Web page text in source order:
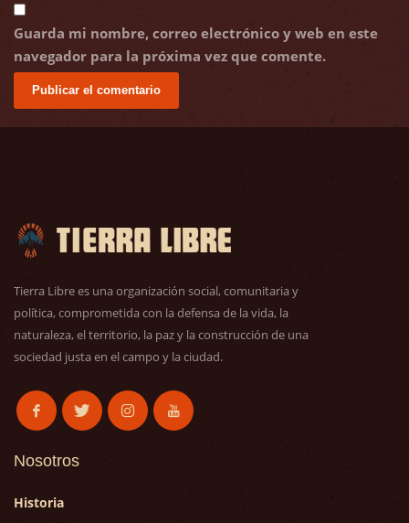
Guarda mi nombre, correo electrónico y web en este
navegador para la próxima vez que comente.
Tierra Libre es una organización social, comunitaria y
política, comprometida con la defensa de la vida, la
naturaleza, el territorio, la paz y la construcción de una
sociedad justa en el campo y la ciudad.
Nosotros
Historia